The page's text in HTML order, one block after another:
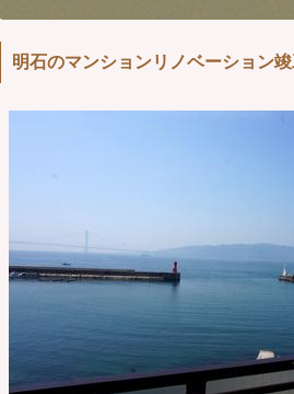
明石のマンションリノベーション